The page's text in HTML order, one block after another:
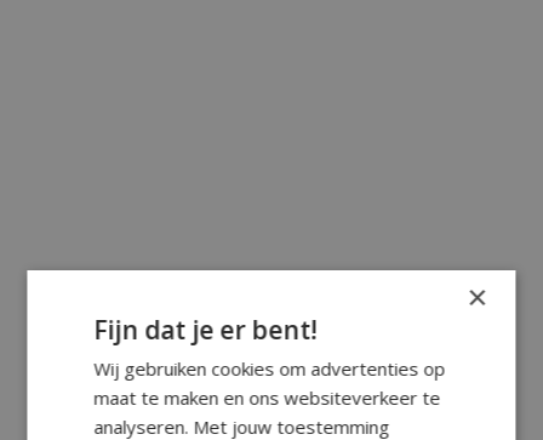
×
Fijn dat je er bent!
Wij gebruiken cookies om advertenties op
maat te maken en ons websiteverkeer te
analyseren. Met jouw toestemming